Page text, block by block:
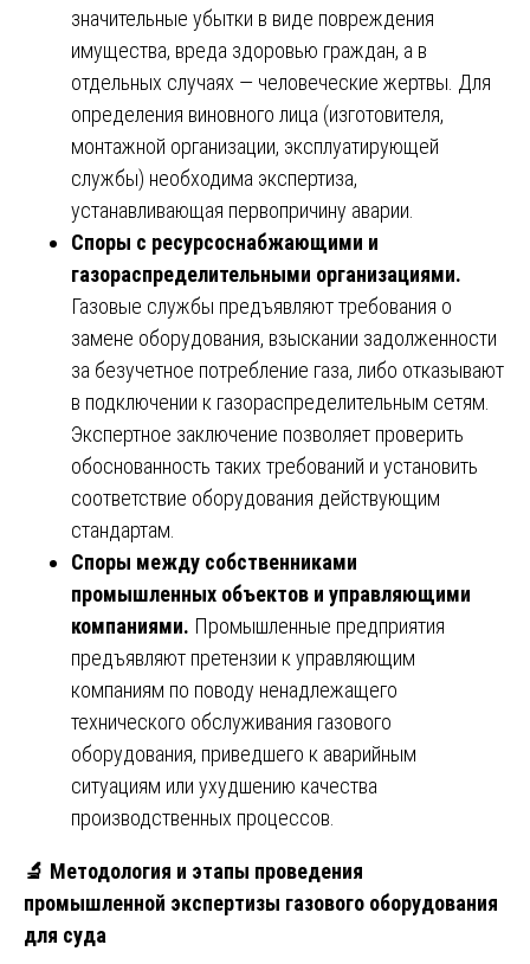
значительные убытки в виде повреждения
имущества, вреда здоровью граждан, а в
отдельных случаях — человеческие жертвы. Для
определения виновного лица (изготовителя,
монтажной организации, эксплуатирующей
службы) необходима экспертиза,
устанавливающая первопричину аварии.
Споры с ресурсоснабжающими и
газораспределительными организациями.
Газовые службы предъявляют требования о
замене оборудования, взыскании задолженности
за безучетное потребление газа, либо отказывают
в подключении к газораспределительным сетям.
Экспертное заключение позволяет проверить
обоснованность таких требований и установить
соответствие оборудования действующим
стандартам.
Споры между собственниками
промышленных объектов и управляющими
компаниями. Промышленные предприятия
предъявляют претензии к управляющим
компаниям по поводу ненадлежащего
технического обслуживания газового
оборудования, приведшего к аварийным
ситуациям или ухудшению качества
производственных процессов.
🔬 Методология и этапы проведения
промышленной экспертизы газового оборудования
для суда